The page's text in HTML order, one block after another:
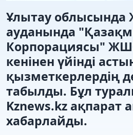
Ұлытау облысында
ауданында
Корпорациясы"
кенінен үйінді
қызметкерлердің
табылды. Бұл
Kznews.kz ақпарат
хабарлайды.